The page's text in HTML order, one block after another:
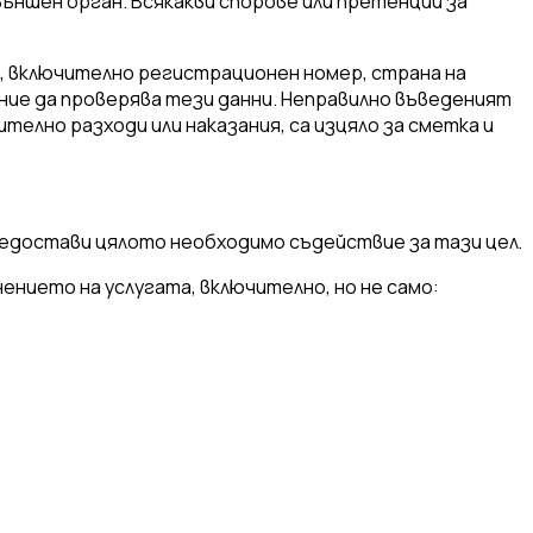
регистрационен номер, страна на
да проверява тези данни. Неправилно въведеният
разходи или наказания, са изцяло за сметка и
цялото необходимо съдействие за тази цел.
на услугата, включително, но не само: